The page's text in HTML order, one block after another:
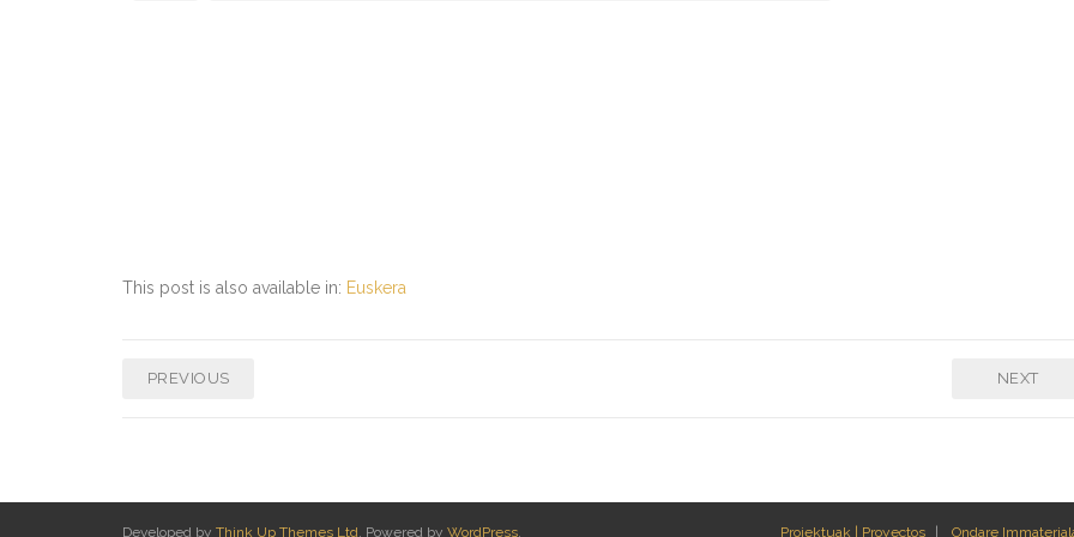
This post is also available in: Euskera
PREVIOUS NEXT
Developed by Think Up Themes Ltd. Powered by WordPress. Proiektuak | Proyectos Ondare